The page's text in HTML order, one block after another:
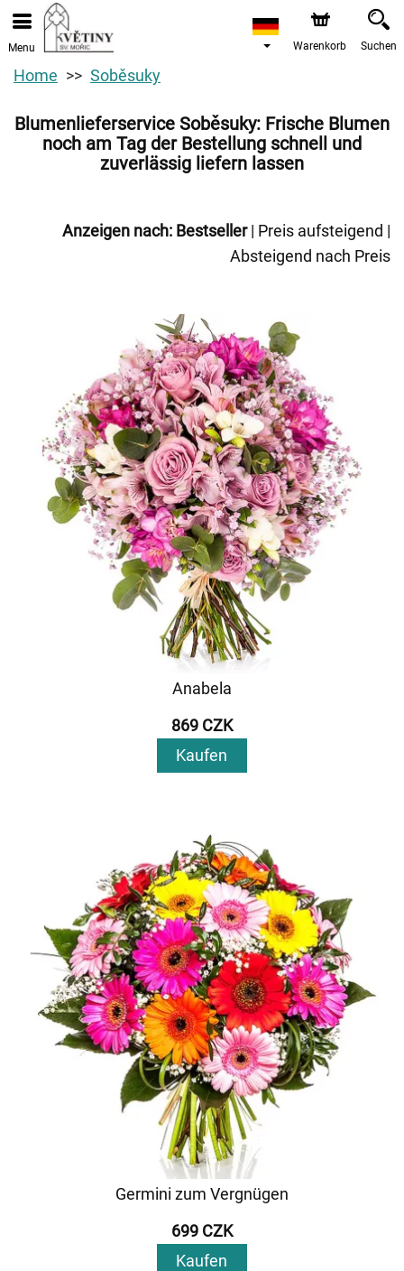
Menu Warenkorb Suchen
Home Soběsuky
Blumenlieferservice Soběsuky: Frische Blumen
noch am Tag der Bestellung schnell und
zuverlässig liefern lassen
Anzeigen nach: Bestseller| Preis aufsteigend |
Absteigend nach Preis
Anabela
869 CZK
Kaufen
Germini zum Vergnügen
699 CZK
Kaufen